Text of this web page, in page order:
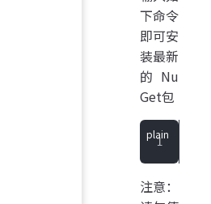
下命令
即可安
装最新
的Nu
Get包
注意：